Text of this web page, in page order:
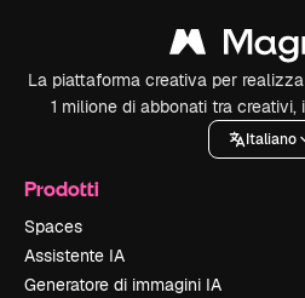
La piattaforma creativa per
1 milione di abbonati tra creativi,
Italiano
Prodotti
Spaces
Assistente IA
Generatore di immagini IA